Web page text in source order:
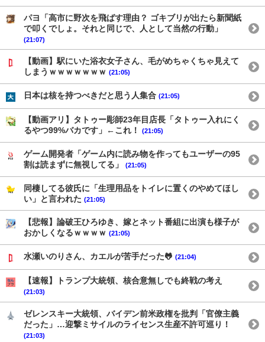
パヨ「高市に野次を飛ばす理由？ ゴキブリが出たら新聞紙
で叩くでしょ。それと同じで、人として当然の行動」
(21:07)
【動画】駅にいた浴衣女子さん、毛がめちゃくちゃ見えて
しまうｗｗｗｗｗｗｗ (21:05)
日本は核を持つべきだと思う人集合 (21:05)
【動画アリ】タトゥー彫師23年目店長「タトゥー入れにく
るやつ99%バカです」←これ！
(21:05)
ゲーム開発者「ゲーム内に読み物を作ってもユーザーの95
割は読まずに無視してる」
(21:05)
同棲してる彼氏に「生理用品をトイレに置くのやめてほし
い」と言われた (21:05)
【悲報】論破王ひろゆき、嫁とネット番組に出演も様子が
おかしくなるｗｗｗｗ (21:05)
水瀬いのりさん、カエルが苦手だった🐸 (21:04)
【速報】トランプ大統領、核合意無しでも終戦の考え
(21:03)
ゼレンスキー大統領、バイデン前米政権を批判「官僚主義
だった」…迎撃ミサイルのライセンス生産不許可巡り！
(21:03)